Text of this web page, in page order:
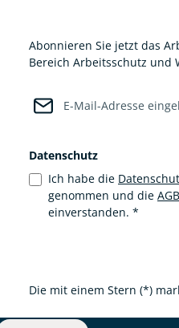
Abonnieren Sie jetzt das
Bereich Arbeitsschutz und
Datenschutz
Ich habe die
genommen und die AGB
einverstanden. *
Die mit einem Stern (*)